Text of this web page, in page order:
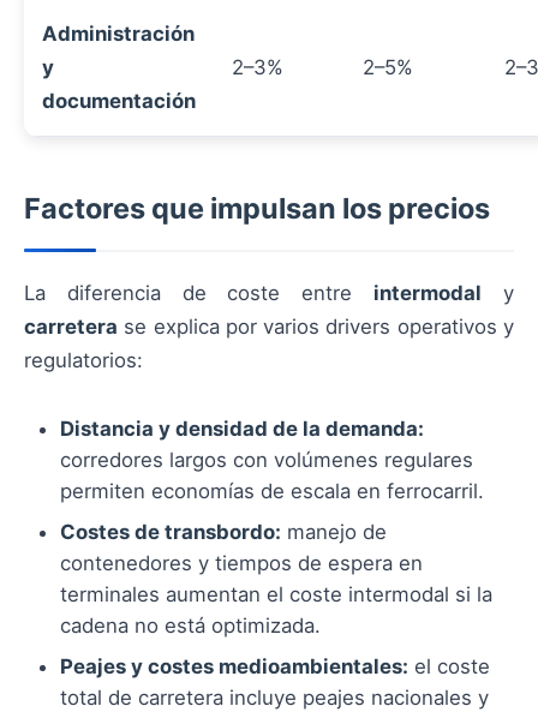
Administración
y
documentación
2–3% 2–5%
Factores que impulsan los precios
La diferencia de coste entre intermodal y
carretera se explica por varios drivers operativos y
regulatorios:
Distancia y densidad de la demanda:
corredores largos con volúmenes regulares
permiten economías de escala en ferrocarril.
Costes de transbordo: manejo de
contenedores y tiempos de espera en
terminales aumentan el coste intermodal si la
cadena no está optimizada.
Peajes y costes medioambientales: el coste
total de carretera incluye peajes nacionales y